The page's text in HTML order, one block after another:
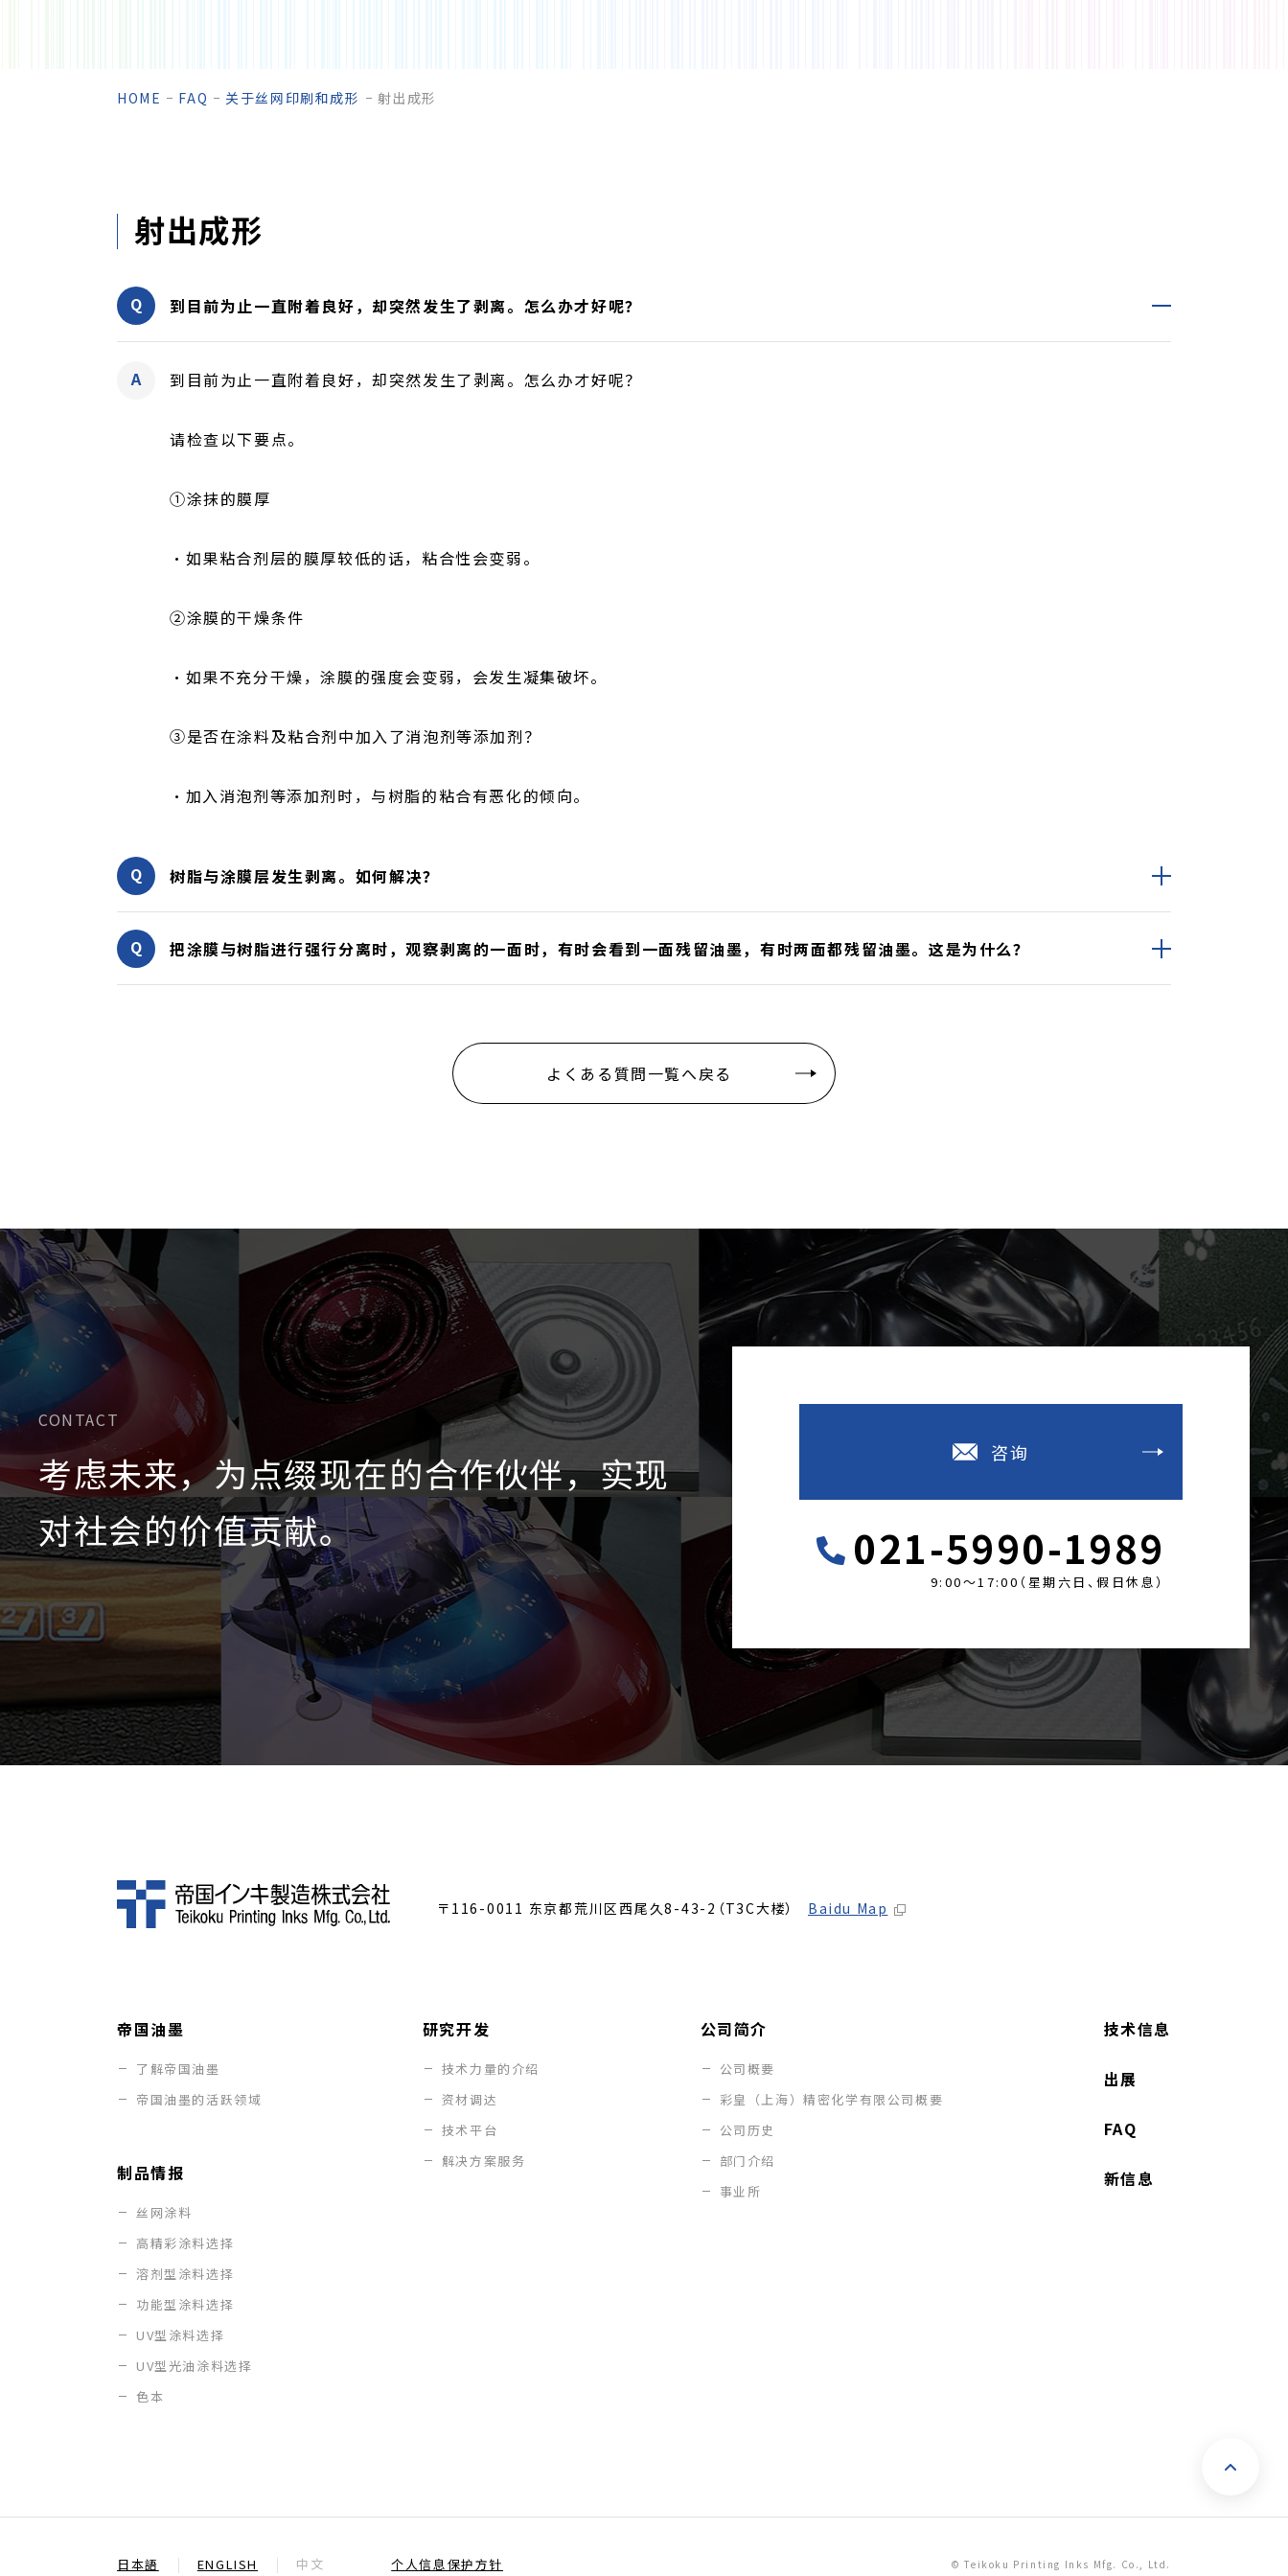
HOME FAQ 关于丝网印刷和成形 射出成形
射出成形
到目前为止一直附着良好，却突然发生了剥离。怎么办才好呢？
到目前为止一直附着良好，却突然发生了剥离。怎么办才好呢？
请检查以下要点。
①涂抹的膜厚
・如果粘合剂层的膜厚较低的话，粘合性会变弱。
②涂膜的干燥条件
・如果不充分干燥，涂膜的强度会变弱，会发生凝集破坏。
③是否在涂料及粘合剂中加入了消泡剂等添加剂？
・加入消泡剂等添加剂时，与树脂的粘合有恶化的倾向。
树脂与涂膜层发生剥离。如何解决？
把涂膜与树脂进行强行分离时，观察剥离的一面时，有时会看到一面残留油墨，有时两面都残留油墨。这是为什么？
よくある質問一覧へ戻る
CONTACT
考虑未来，为点缀现在的合作伙伴，实现
对社会的价值贡献。
咨询
021-5990-1989
9:00～17:00（星期六日、假日休息）
〒116-0011 东京都荒川区西尾久8-43-2（T3C大楼） Baidu Map
帝国油墨
了解帝国油墨
帝国油墨的活跃领域
制品情报
丝网涂料
高精彩涂料选择
溶剂型涂料选择
功能型涂料选择
UV型涂料选择
UV型光油涂料选择
色本
研究开发
技术力量的介绍
资材调达
技术平台
解决方案服务
公司简介
公司概要
彩皇（上海）精密化学有限公司概要
公司历史
部门介绍
事业所
技术信息
出展
FAQ
新信息
日本語 ENGLISH 中文 个人信息保护方针 © Teikoku Printing Inks Mfg. Co., Ltd.